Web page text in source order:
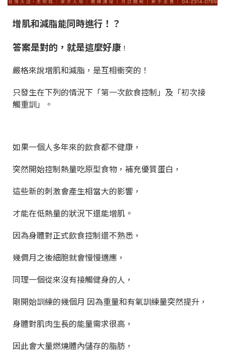
增肌和減脂能同時進行！？
答案是對的，就是這麼好康 ！
嚴格來說增肌和減脂，是互相衝突的！
只發生在下列的情況下「第一次飲食控制」及「初次接
觸重訓」。
如果一個人多年來的飲食都不健康，
突然開始控制熱量吃原型食物，補充優質蛋白，
這些新的刺激會產生相當大的影響，
才能在低熱量的狀況下還能增肌。
因為身體對正式飲食控制還不熟悉，
幾倜月之後細胞就會慢慢適應，
同理一個從來沒有接觸健身的人，
剛開始訓練的幾個月 因為重量和有氧訓練量突然提升，
身體對肌肉生長的能量需求很高，
因此會大量燃燒體內儲存的脂肪，